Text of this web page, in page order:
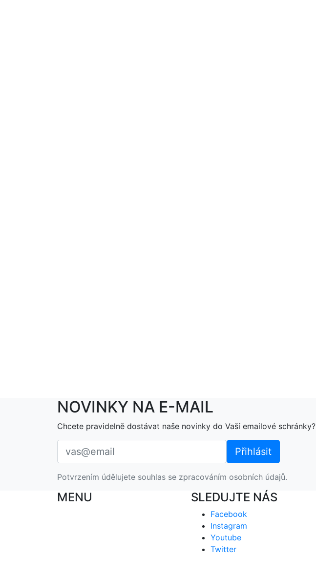
NOVINKY NA E-MAIL
Chcete pravidelně dostávat naše novinky do Vaší emailové schránky?
Potvrzením údělujete souhlas se zpracováním osobních údajů.
MENU SLEDUJTE NÁS
Facebook
Instagram
Youtube
Twitter